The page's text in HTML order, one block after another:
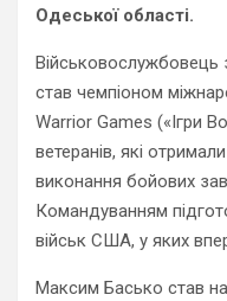
Одеської області.
Військовослужбовець
став чемпіоном
Warrior Games («Ігри
ветеранів, які
виконання бойових
Командуванням
військ США, у яких
Максим Басько став